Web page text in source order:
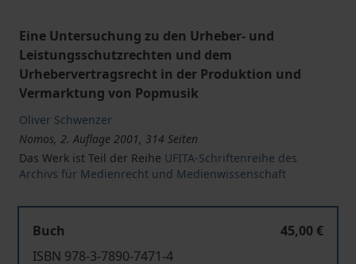
Eine Untersuchung zu den Urheber- und
Leistungsschutzrechten und dem
Urhebervertragsrecht in der Produktion und
Vermarktung von Popmusik
Oliver Schwenzer
Nomos, 2. Auflage 2001, 314 Seiten
Das Werk ist Teil der Reihe UFITA-Schriftenreihe des
Archivs für Medienrecht und Medienwissenschaft
Buch
45,00 €
ISBN 978-3-7890-7471-4